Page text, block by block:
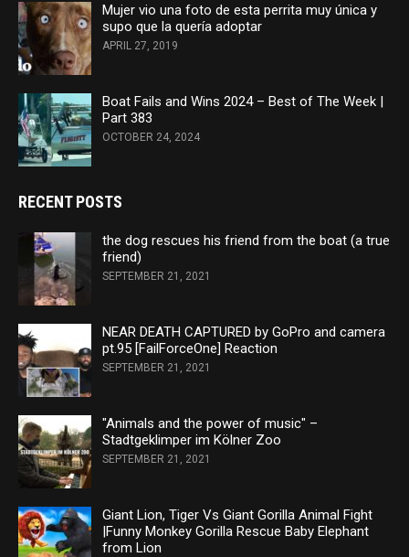
Mujer vio una foto de esta perrita muy única y
supo que la quería adoptar
APRIL 27, 2019
Boat Fails and Wins 2024 – Best of The Week |
Part 383
OCTOBER 24, 2024
RECENT POSTS
the dog rescues his friend from the boat (a true
friend)
SEPTEMBER 21, 2021
NEAR DEATH CAPTURED by GoPro and camera
pt.95 [FailForceOne] Reaction
SEPTEMBER 21, 2021
"Animals and the power of music" –
Stadtgeklimper im Kölner Zoo
SEPTEMBER 21, 2021
Giant Lion, Tiger Vs Giant Gorilla Animal Fight
|Funny Monkey Gorilla Rescue Baby Elephant
from Lion